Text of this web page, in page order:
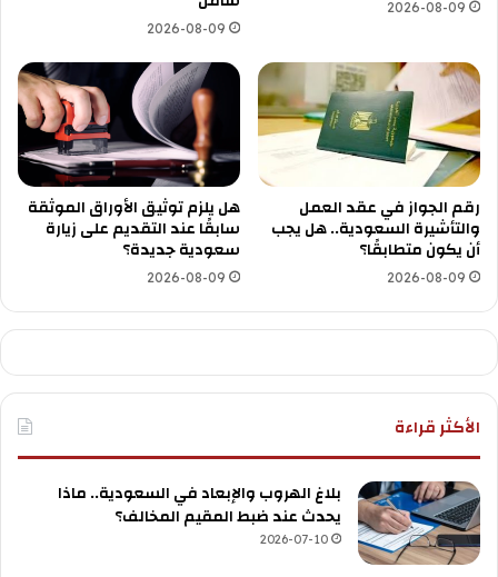
2026-08-09
2026-08-09
رقم الجواز في عقد العمل
والتأشيرة السعودية.. هل يجب
أن يكون متطابقًا؟
2026-08-09
هل يلزم توثيق الأوراق الموثقة
سابقًا عند التقديم على زيارة
سعودية جديدة؟
2026-08-09
الأكثر قراءة
بلاغ الهروب والإبعاد في السعودية.. ماذا
يحدث عند ضبط المقيم المخالف؟
2026-07-10